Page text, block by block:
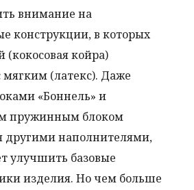
внимание на
конструкции, в которых
(кокосовая койра)
мягким (латекс). Даже
«Боннель» и
пружинным блоком
другими наполнителями,
улучшить базовые
изделия. Но чем больше